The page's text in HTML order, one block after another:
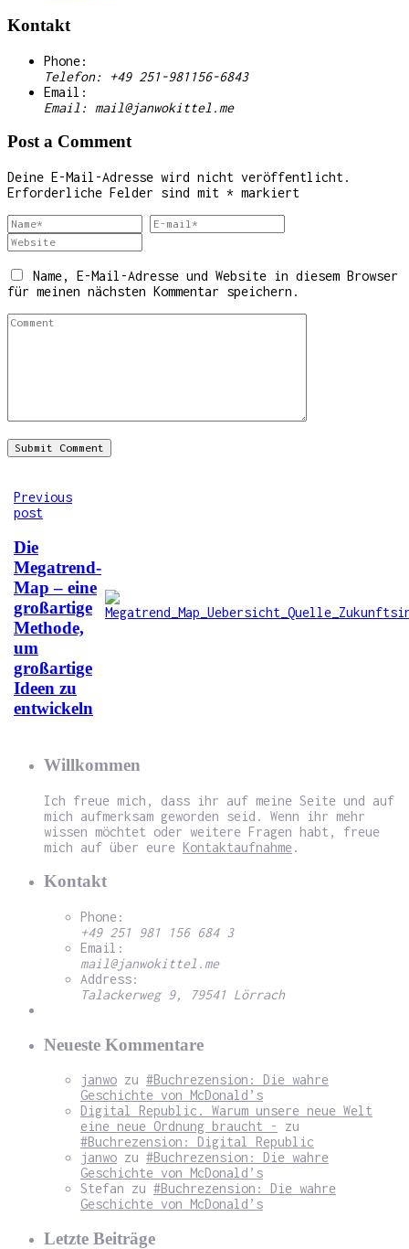
Kontakt
Phone:
Telefon: +49 251-981156-6843
Email:
Email: mail@janwokittel.me
Post a Comment
Deine E-Mail-Adresse wird nicht veröffentlicht.
Erforderliche Felder sind mit * markiert
Name, E-Mail-Adresse und Website in diesem Browser
für meinen nächsten Kommentar speichern.
Previous
post
Die
Megatrend-
Map – eine
großartige
Methode,
um
großartige
Ideen zu
entwickeln
Willkommen
Ich freue mich, dass ihr auf meine Seite und auf
mich aufmerksam geworden seid. Wenn ihr mehr
wissen möchtet oder weitere Fragen habt, freue
mich auf über eure Kontaktaufnahme.
Kontakt
Phone:
+49 251 981 156 684 3
Email:
mail@janwokittel.me
Address:
Talackerweg 9, 79541 Lörrach
Neueste Kommentare
janwo zu #Buchrezension: Die wahre
Geschichte von McDonald’s
Digital Republic. Warum unsere neue Welt
eine neue Ordnung braucht -
zu
#Buchrezension: Digital Republic
janwo zu #Buchrezension: Die wahre
Geschichte von McDonald’s
Stefan zu #Buchrezension: Die wahre
Geschichte von McDonald’s
Letzte Beiträge